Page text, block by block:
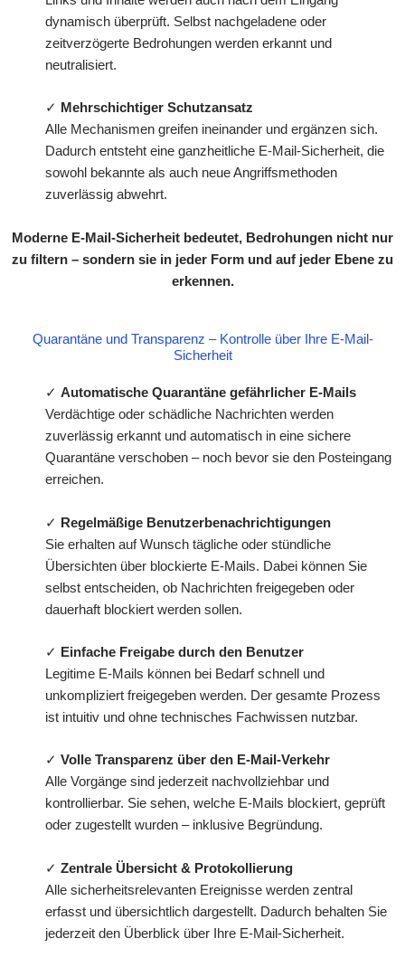
dynamisch überprüft. Selbst nachgeladene oder
zeitverzögerte Bedrohungen werden erkannt und
neutralisiert.
✓
Mehrschichtiger Schutzansatz
Alle Mechanismen greifen ineinander und ergänzen sich.
Dadurch entsteht eine ganzheitliche E-Mail-Sicherheit, die
sowohl bekannte als auch neue Angriffsmethoden
zuverlässig abwehrt.
Moderne E-Mail-Sicherheit bedeutet, Bedrohungen nicht nur
zu filtern – sondern sie in jeder Form und auf jeder Ebene zu
erkennen.
Quarantäne und Transparenz – Kontrolle über Ihre E-Mail-
Sicherheit
✓ Automatische Quarantäne gefährlicher E-Mails
Verdächtige oder schädliche Nachrichten werden
zuverlässig erkannt und automatisch in eine sichere
Quarantäne verschoben – noch bevor sie den Posteingang
erreichen.
✓ Regelmäßige Benutzerbenachrichtigungen
Sie erhalten auf Wunsch tägliche oder stündliche
Übersichten über blockierte E-Mails. Dabei können Sie
selbst entscheiden, ob Nachrichten freigegeben oder
dauerhaft blockiert werden sollen.
✓
Einfache Freigabe durch den Benutzer
Legitime E-Mails können bei Bedarf schnell und
unkompliziert freigegeben werden. Der gesamte Prozess
ist intuitiv und ohne technisches Fachwissen nutzbar.
✓ Volle Transparenz über den E-Mail-Verkehr
Alle Vorgänge sind jederzeit nachvollziehbar und
kontrollierbar. Sie sehen, welche E-Mails blockiert, geprüft
oder zugestellt wurden – inklusive Begründung.
✓ Zentrale Übersicht & Protokollierung
Alle sicherheitsrelevanten Ereignisse werden zentral
erfasst und übersichtlich dargestellt. Dadurch behalten Sie
jederzeit den Überblick über Ihre E-Mail-Sicherheit.